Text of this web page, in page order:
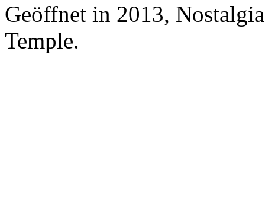
Geöffnet in 2013,
Temple.